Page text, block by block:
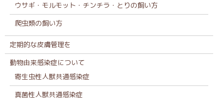
ウサギ・モルモット・チンチラ・とりの飼い方
爬虫類の飼い方
定期的な皮膚管理を
動物由来感染症について
寄生虫性人獣共通感染症
真菌性人獣共通感染症